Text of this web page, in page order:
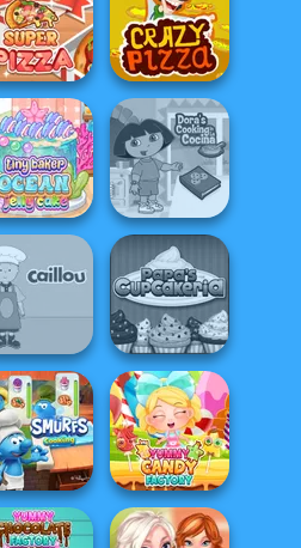
Pizza Papa's Pizzeria
Super
Pizza
Crazy Pizza
Baker Ocean
Jelly Cake
Dora Cooking in
la Cucina
Chef
Papa's
Cupcakeria